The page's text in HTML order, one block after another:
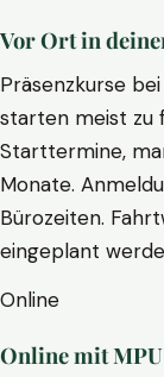
Vor Ort in
Präsenzkurse
starten meist zu
Starttermine,
Monate.
Bürozeiten.
eingeplant
Online
Online mit